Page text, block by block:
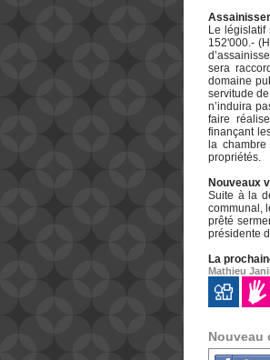
Le législatif
152'000.-
sera
domaine
servitude
n’induira
faire
finançant
la
propriétés.
Nouveaux
Suite à la
communal,
prêté
présidente
La
Mathieu
Nouveau